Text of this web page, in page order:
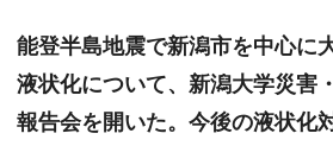
能登半島地震で新潟市を中心に
液状化について、新潟大学災害
報告会を開いた。今後の液状化